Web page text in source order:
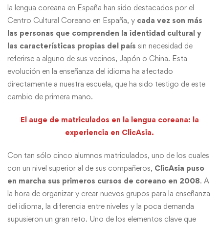
la lengua coreana en España han sido destacados por el
Centro Cultural Coreano en España, y cada vez son más
las personas que comprenden la identidad cultural y
las características propias del país sin necesidad de
referirse a alguno de sus vecinos, Japón o China. Esta
evolución en la enseñanza del idioma ha afectado
directamente a nuestra escuela, que ha sido testigo de este
cambio de primera mano.
El auge de matriculados en la lengua coreana: la
experiencia en ClicAsia.
Con tan sólo cinco alumnos matriculados, uno de los cuales
con un nivel superior al de sus compañeros, ClicAsia puso
en marcha sus primeros cursos de coreano en 2008. A
la hora de organizar y crear nuevos grupos para la enseñanza
del idioma, la diferencia entre niveles y la poca demanda
supusieron un gran reto. Uno de los elementos clave que